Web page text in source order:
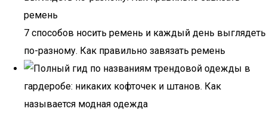
7 способов носить ремень и каждый день выглядеть
по-разному. Как правильно завязать ремень